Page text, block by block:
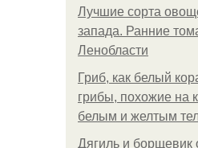
Лучшие сорта
запада. Ранние
Ленобласти
Гриб, как белый
грибы, похожие на
белым и желтым
Дягиль и борщевик